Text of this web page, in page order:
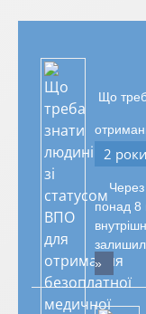
Що
2
Через
понад 8
»